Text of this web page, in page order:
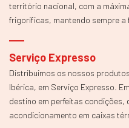
as
Interface de
Suporte ao
território nacional, com a
frigoríficas, mantendo sempre a
Serviço Expresso
Distribuimos os nossos
Ibérica, em Serviço Expresso.
destino em perfeitas condições,
acondicionamento em caixas